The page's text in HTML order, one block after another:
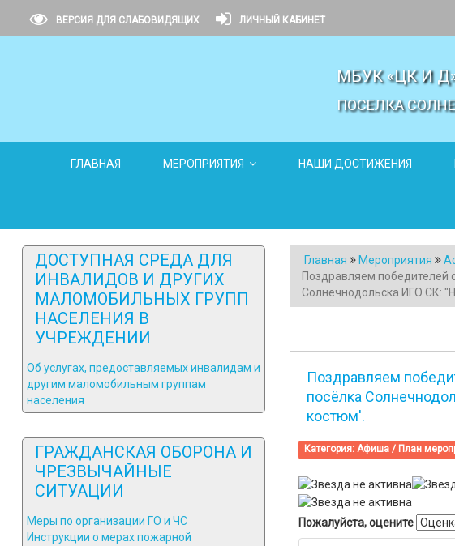
ВЕРСИЯ ДЛЯ СЛАБОВИДЯЩИХ ЛИЧНЫЙ КАБИНЕТ
МБУК «ЦК И
ПОСЕЛКА
ГЛАВНАЯ МЕРОПРИЯТИЯ НАШИ ДОСТИЖЕНИЯ
ДОСТУПНАЯ СРЕДА ДЛЯ
ИНВАЛИДОВ И ДРУГИХ
МАЛОМОБИЛЬНЫХ ГРУПП
НАСЕЛЕНИЯ В
УЧРЕЖДЕНИИ
Об услугах, предоставляемых инвалидам и
другим маломобильным группам
населения
ГРАЖДАНСКАЯ ОБОРОНА И
ЧРЕЗВЫЧАЙНЫЕ
СИТУАЦИИ
Меры по организации ГО и ЧС
Инструкции о мерах пожарной
Главная Мероприятия
Поздравляем победителей
Солнечнодольска ИГО СК:
Поздравляем
посёлка
костюм'.
Категория:Афиша / План
Пожалуйста, оцените